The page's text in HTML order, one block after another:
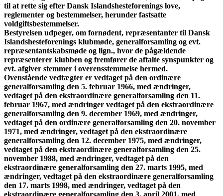
til at rette sig efter Dansk Islandshesteforenings love,
reglementer og bestemmelser, herunder fastsatte
voldgiftsbestemmelser.
Bestyrelsen udpeger, om fornødent, repræsentanter til Dansk
Islandshesteforenings klubmøde, generalforsamling og evt.
repræsentantskabsmøde og lign., hvor de pågældende
repræsenterer klubben og fremfører de aftalte synspunkter og
evt. afgiver stemmer i overensstemmelse hermed.
Ovenstående vedtægter er vedtaget på den ordinære
generalforsamling den 5. februar 1966, med ændringer,
vedtaget på den ekstraordinære generalforsamling den 11.
februar 1967, med ændringer vedtaget på den ekstraordinære
generalforsamling den 9. december 1969, med ændringer,
vedtaget på den ordinære generalforsamling den 20. november
1971, med ændringer, vedtaget på den ekstraordinære
generalforsamling den 12. december 1975, med ændringer,
vedtaget på den ekstraordinære generalforsamling den 25.
november 1988, med ændringer, vedtaget på den
ekstraordinære generalforsamling den 27. marts 1995, med
ændringer, vedtaget på den ekstraordinære generalforsamling
den 17. marts 1998, med ændringer, vedtaget på den